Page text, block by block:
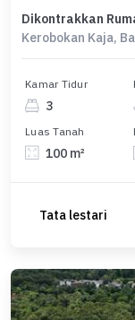
Kerobokan Kaja,
Kamar Tidur
3
Luas Tanah
100 m²
Tata lestari